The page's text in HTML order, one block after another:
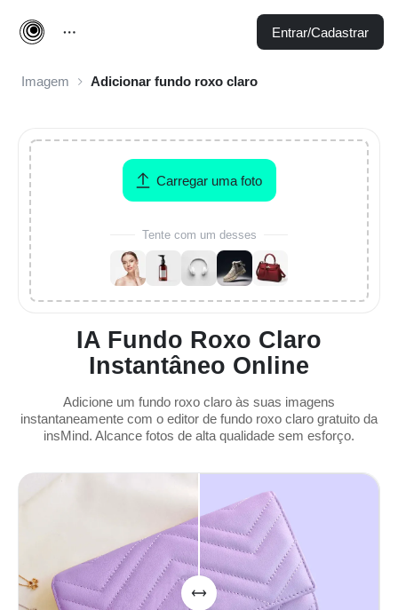
Entrar/Cadastrar
Imagem Adicionar fundo roxo claro
IA Fundo Roxo Claro
Instantâneo Online
Adicione um fundo roxo claro às suas imagens
instantaneamente com o editor de fundo roxo claro gratuito da
insMind. Alcance fotos de alta qualidade sem esforço.
Carregar uma foto
Tente com um desses